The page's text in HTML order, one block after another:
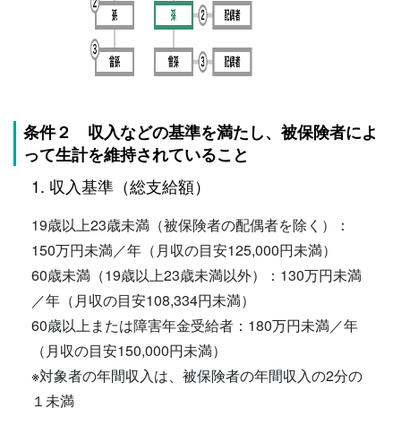
条件２ 収入などの基準を満たし、被保険者によ
って生計を維持されていること
1. 収入基準（総支給額）
19歳以上23歳未満（被保険者の配偶者を除く）：
150万円未満／年（月収の目安125,000円未満）
60歳未満（19歳以上23歳未満以外）：130万円未満
／年（月収の目安108,334円未満）
60歳以上または障害年金受給者：180万円未満／年
（月収の目安150,000円未満）
※対象者の年間収入は、被保険者の年間収入の2分の
１未満